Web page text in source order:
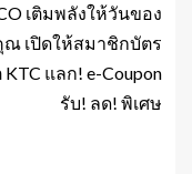
เติมพลังให้วันของ
ณ เปิดให้สมาชิกบัตร
KTC แลก! e-Coupon
รับ! ลด! พิเศษ